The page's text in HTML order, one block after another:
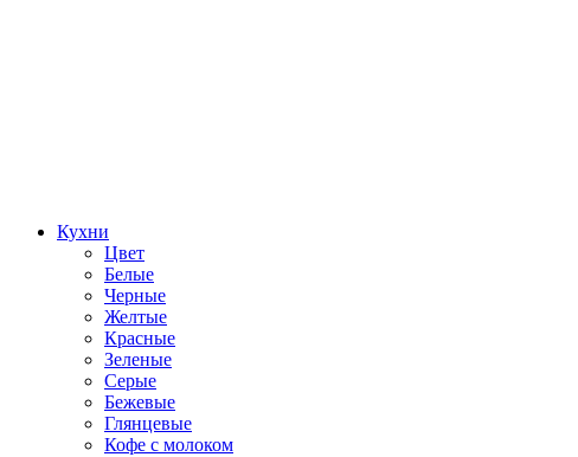
Кухни
Цвет
Белые
Черные
Желтые
Красные
Зеленые
Серые
Бежевые
Глянцевые
Кофе с молоком